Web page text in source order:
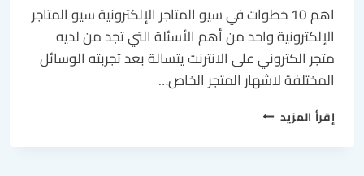
اهم 10 خطوات في سيو المتاجر الإلكترونية سيو المتاجر
الإلكترونية واحد من أهم الأسئلة التي تجد من لديه
متجر الكتروني على الانترنت يتسالة بعد تجربته الوسائل
المختلفة لاشهار المتجر الخاص…
إقرأ المزيد